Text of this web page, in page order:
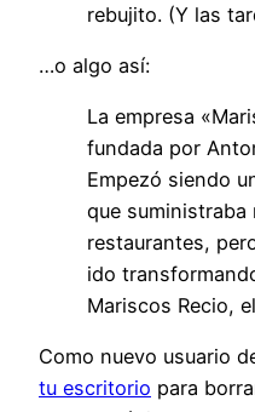
rebujito. (Y las
…o algo así:
La empresa
fundada por
Empezó siendo
que
restaurantes,
ido
Mariscos Recio,
Como nuevo usuario
tu escritorio para